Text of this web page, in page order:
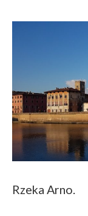
Rzeka Arno.